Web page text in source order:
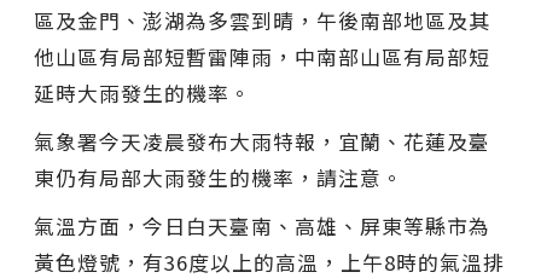
區及金門、澎湖為多雲到晴，午後南部地區及其
他山區有局部短暫雷陣雨，中南部山區有局部短
延時大雨發生的機率。
氣象署今天凌晨發布大雨特報，宜蘭、花蓮及臺
東仍有局部大雨發生的機率，請注意。
氣溫方面，今日白天臺南、高雄、屏東等縣市為
黃色燈號，有36度以上的高溫，上午8時的氣溫排